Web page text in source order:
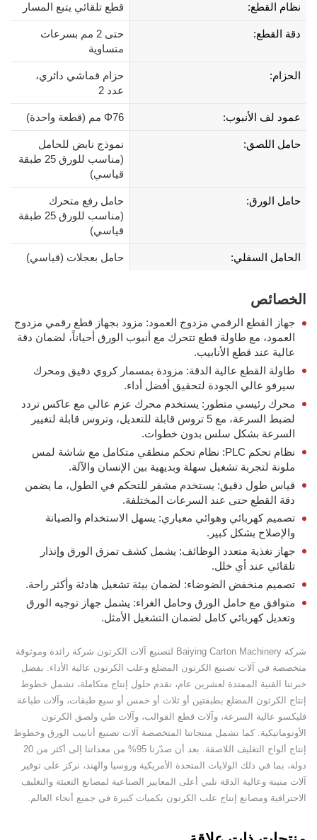
نظام القطع: قطع تلقائي يتبع المسار
دقة القطع:
حتى 2 مم بسرعات
متساوية
الحزام:
حزام قماشي دائري،
عدد 2
عمود لف الأنبوب: Φ76 مم (قطعة واحدة)
حامل اللصق:
نموذج نابض للحامل
(مناسب للورق 25 طبقة
قياسي)
حامل الورق:
حامل رفع متحرك
(مناسب للورق 25 طبقة
قياسي)
الحامل السفلي: حامل بعجلات (قياسي)
الخصائص
جهاز القطع الرقمي مزدوج العمود: مزود بجهاز قطع رقمي مزدوج
العمود، مع طاولة قطع تتحرك مع أنبوب الورق أحياناً، لضمان دقة
عالية عند قطع الأنابيب.
طاولة القطع عالية الدقة: مزودة بمسمار كروي دقيق ومحرك
سيرفو عالي الجودة لتحقيق أفضل أداء.
محرك رئيسي متطور: يستخدم محرك عزم عالي مع عاكس تردد
لضبط السرعة، مع 5 تروس قابلة للتعديل، وتروس قابلة لتغيير
السرعة بشكل سلس بدون خطوات.
نظام تحكم PLC: نظام تحكم منطقي متكامل مع شاشة لمس
ملونة لتجربة تشغيل سهلة وبديهية بين الإنسان والآلة.
قياس طول دقيق: يستخدم مشفر للتحكم في الطول، ما يضمن
دقة القطع حتى عند السرعات المختلفة.
تصميم كهربائي وهوائي معياري: يسهل الاستخدام والصيانة
والإصلاح بشكل كبير.
جهاز تغذية متعدد الوظائف: يشمل كشف تمزق الورق وإنذار
تلقائي عند أي خلل.
تصميم منخفض الضوضاء: لضمان بيئة تشغيل هادئة وأكثر راحة.
متوافق مع حامل الورق وحامل الغراء: يشمل جهاز توجيه الورق
وتعديل كهربائي كامل لضمان التشغيل الأمثل.
شركة Baiying Carton Machinery لتصنيع آلات الكرتون شركة رائدة وموثوقة
متخصصة في آلات تصنيع الكرتون المضلع وعلب الكرتون عالية الأداء. بفضل
خبرتنا الفنية الممتدة لعشرين عام، نقدم حلول إنتاج متكاملة، تشمل خطوط
إنتاج الكرتون المضلع بطبقتين أو ثلاث أو خمس أو سبع طبقات، وآلات طباعة
فليكسو عالية السرعة، وآلات قطع القوالب، وآلات طي ولصق الكرتون
الأوتوماتيكية. كما تشمل منتجاتنا المتخصصة آلات تصنيع أنابيب الورق وخطوط
إنتاج ألواح التغليف اللاصقة. بعد أن صدّرنا 95% من معداتنا إلى أكثر من 20
دولة، بما في ذلك الولايات المتحدة الأمريكية وروسيا والهند، نركز على توفير
آلات متينة وعالية الدقة تلبي أعلى المعايير الصناعية لمصانع التعبئة والتغليف
الاحترافية ومصانع إنتاج علب الكرتون بكميات كبيرة في جميع أنحاء العالم.